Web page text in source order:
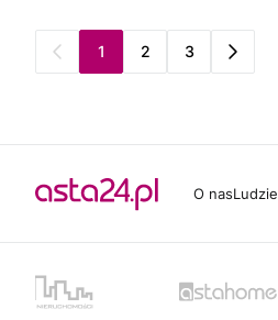
1 2 3
O nasLudzie